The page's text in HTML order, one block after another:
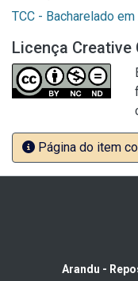
TCC - Bacharelado
Licença Creative
Página do item
Arandu -